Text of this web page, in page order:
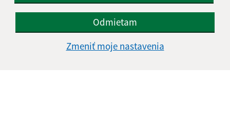
Odmietam
Zmeniť moje nastavenia